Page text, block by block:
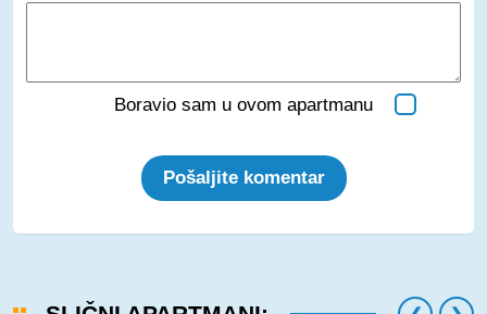
Boravio sam u ovom apartmanu
Pošaljite komentar